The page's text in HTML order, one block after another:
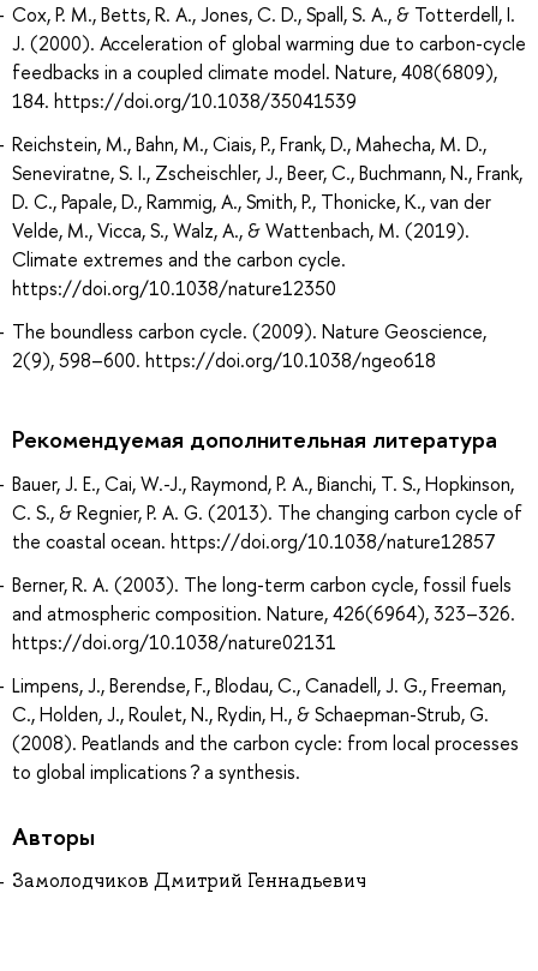
Cox, P. M., Betts, R. A., Jones, C. D., Spall, S. A., & Totterdell, I.
J. (2000). Acceleration of global warming due to carbon-cycle
feedbacks in a coupled climate model. Nature, 408(6809),
184. https://doi.org/10.1038/35041539
Reichstein, M., Bahn, M., Ciais, P., Frank, D., Mahecha, M. D.,
Seneviratne, S. I., Zscheischler, J., Beer, C., Buchmann, N., Frank,
D. C., Papale, D., Rammig, A., Smith, P., Thonicke, K., van der
Velde, M., Vicca, S., Walz, A., & Wattenbach, M. (2019).
Climate extremes and the carbon cycle.
https://doi.org/10.1038/nature12350
The boundless carbon cycle. (2009). Nature Geoscience,
2(9), 598–600. https://doi.org/10.1038/ngeo618
Рекомендуемая дополнительная литература
Bauer, J. E., Cai, W.-J., Raymond, P. A., Bianchi, T. S., Hopkinson,
C. S., & Regnier, P. A. G. (2013). The changing carbon cycle of
the coastal ocean. https://doi.org/10.1038/nature12857
Berner, R. A. (2003). The long-term carbon cycle, fossil fuels
and atmospheric composition. Nature, 426(6964), 323–326.
https://doi.org/10.1038/nature02131
Limpens, J., Berendse, F., Blodau, C., Canadell, J. G., Freeman,
C., Holden, J., Roulet, N., Rydin, H., & Schaepman-Strub, G.
(2008). Peatlands and the carbon cycle: from local processes
to global implications ? a synthesis.
Авторы
Замолодчиков Дмитрий Геннадьевич